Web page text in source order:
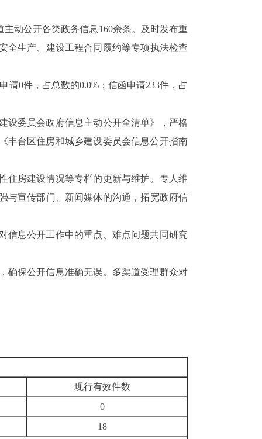
主动公开各类政务信息 160余条。 及时发布重
全生产、 建设工程合同履约等专项执法检查
请0件，占总数的0.0%；信函申请233件，占
设委员会政府信息主动公开全清单》，严格
丰台区住房和城乡建设委员会信息公开指南
住房建设情况等专栏的更新与维护。 专人维
与宣传部门、新闻媒体的沟通，拓宽政府信
信息公开工作中的重点、难点问题共同研究
确保公开信息准确无误。多渠道受理群众对
现行有效件数
0
18